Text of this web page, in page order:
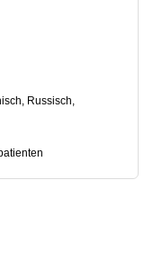
Russisch,